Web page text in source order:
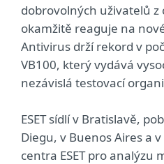
dobrovolných uživatelů z
okamžitě reaguje na
Antivirus drží rekord v
VB100, který vydává
nezávislá testovací
ESET sídlí v Bratislavě,
Diegu, v Buenos Aires a
centra ESET pro analýzu